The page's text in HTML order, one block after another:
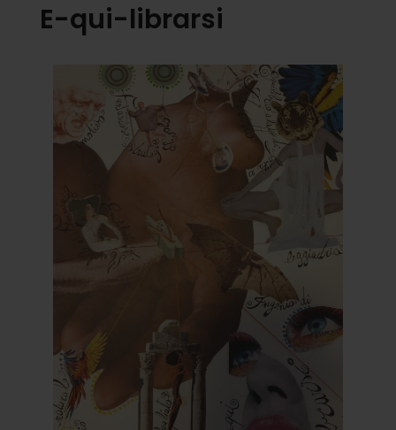
E-qui-librarsi